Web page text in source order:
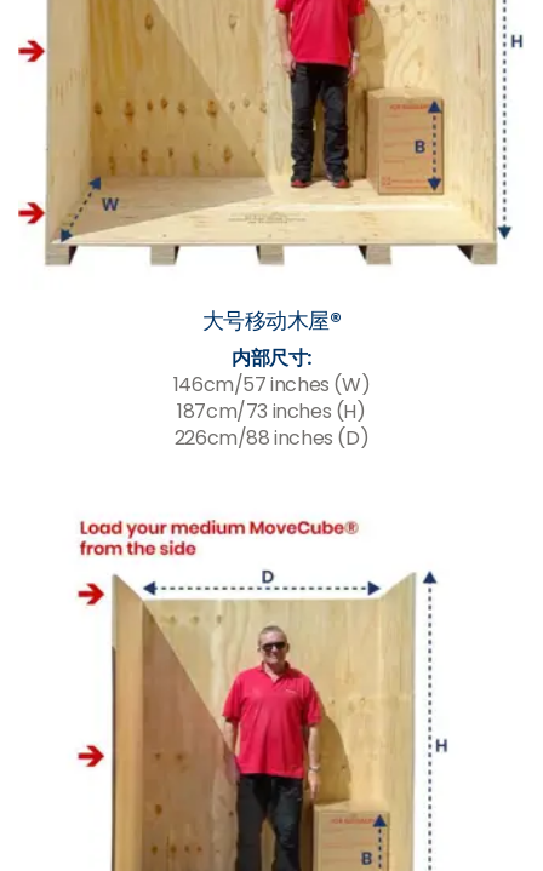
大号移动木屋®
内部尺寸:
146cm/57 inches (W)
187cm/73 inches (H)
226cm/88 inches (D)